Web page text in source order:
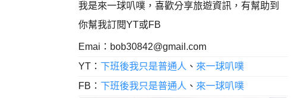
我是來一球叭噗，喜歡分享旅遊資訊，有幫助到
你幫我訂閱YT或FB
Emai： bob30842@gmail.com
YT：下班後我只是普通人 、 來一球叭噗
FB：下班後我只是普通人 、 來一球叭噗